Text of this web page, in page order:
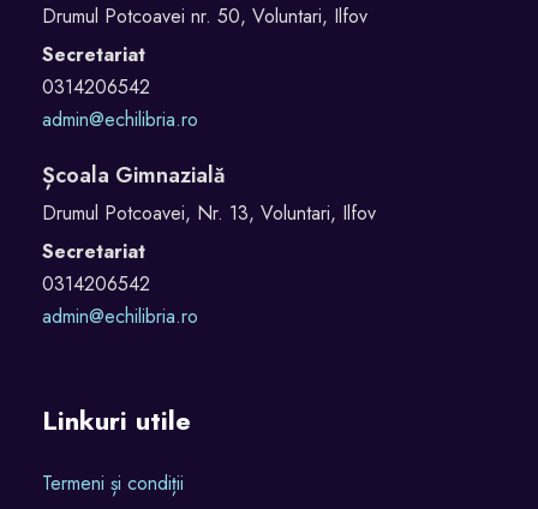
Drumul Potcoavei nr. 50, Voluntari, Ilfov
Secretariat
0314206542
admin@echilibria.ro
Școala Gimnazială
Drumul Potcoavei, Nr. 13, Voluntari, Ilfov
Secretariat
0314206542
admin@echilibria.ro
Linkuri utile
Termeni și condiții